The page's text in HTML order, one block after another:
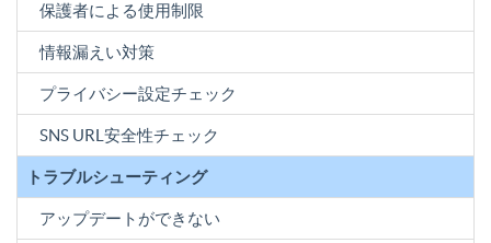
保護者による使用制限
情報漏えい対策
プライバシー設定チェック
SNS URL安全性チェック
トラブルシューティング
アップデートができない